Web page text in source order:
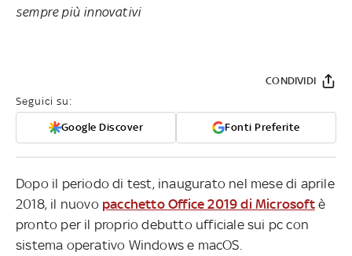
sempre più innovativi
Seguici su:
Google Discover Fonti Preferite
CONDIVIDI
Dopo il periodo di test, inaugurato nel mese di aprile
2018, il nuovo pacchetto Office 2019 di Microsoftè
pronto per il proprio debutto ufficiale sui pc con
sistema operativo Windows e macOS.